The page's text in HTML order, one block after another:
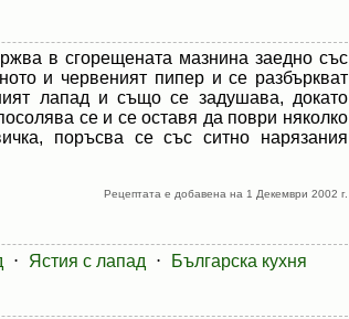
в сгорещената мазнина заедно със
и червеният пипер и се разбъркват
лапад и също се задушава, докато
се и се оставя да поври няколко
поръсва се със ситно нарязания
Рецептата е добавена на 1 Декември 2002 г.
⋅ Ястия с лапад ⋅ Българска кухня